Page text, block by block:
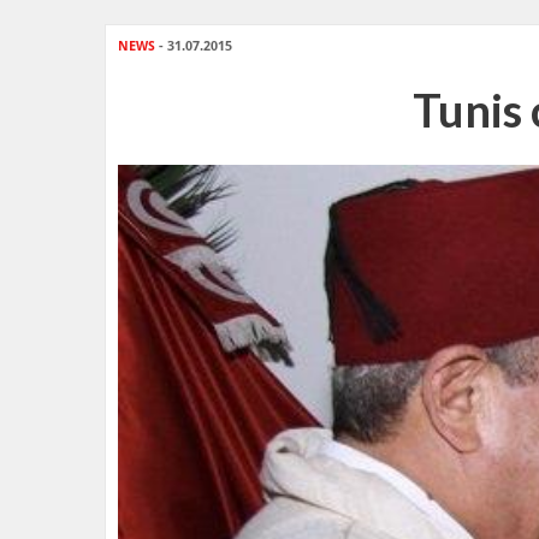
NEWS - 31.07.2015
Tunis